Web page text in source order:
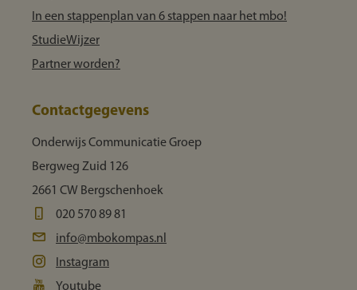
In een stappenplan van 6 stappen naar het mbo!
StudieWijzer
Partner worden?
Contactgegevens
Onderwijs Communicatie Groep
Bergweg Zuid 126
2661 CW Bergschenhoek
020 570 89 81
info@mbokompas.nl
Instagram
Youtube